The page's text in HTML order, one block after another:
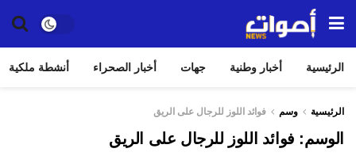
الرئيسية أخبار وطنية جهات أخبار الصحراء أنشطة ملكية
الرئيسية وسم فوائد اللوز للرجال على الريق
الوسم: فوائد اللوز للرجال على الريق